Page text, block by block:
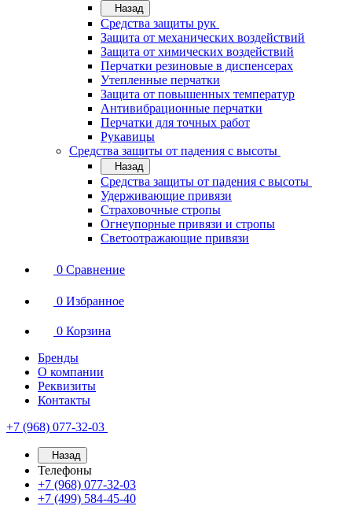
Назад
Средства защиты рук
Защита от механических воздействий
Защита от химических воздействий
Перчатки резиновые в диспенсерах
Утепленные перчатки
Защита от повышенных температур
Антивибрационные перчатки
Перчатки для точных работ
Рукавицы
Средства защиты от падения с высоты
Назад
Средства защиты от падения с высоты
Удерживающие привязи
Страховочные стропы
Огнеупорные привязи и стропы
Светоотражающие привязи
0 Сравнение
0 Избранное
0 Корзина
Бренды
О компании
Реквизиты
Контакты
+7 (968) 077-32-03
Назад
Телефоны
+7 (968) 077-32-03
+7 (499) 584-45-40